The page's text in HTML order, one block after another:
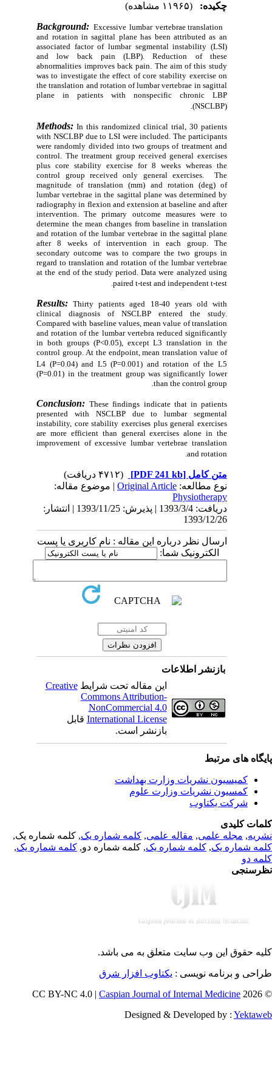
چکیده:
Background:Excessive lumbar vertebrae translation
and rotation in sagittal plane has been attributed as an
associated factor of lumbar segmental instability (LSI)
and low back pain (LBP). Reduction of these
abnormalities improves back pain. The aim of this study
was to investigate the effect of core stability exercise on
the translation and rotation of lumbar vertebrae in sagittal
plane in patients with nonspecific chronic LBP
(NSCLBP).
Methods:In this randomized clinical trial, 30 patients
with NSCLBP due to LSI were included.The participants
were randomly divided into two groups of treatment and
control. The treatment group received general exercises
plus core stability exercise for 8 weeks whereas the
control group received only general exercises. The
magnitude of translation (mm) and rotation (deg) of
lumbar vertebrae in the sagittal plane was determined by
radiography in flexion and extension at baseline and after
intervention. The primary outcome measures were to
determine the mean changes from baseline in translation
and rotation of the lumbar vertebrae in the sagittal plane
after 8 weeks of intervention in each group. The
secondary outcome was to compare the two groups in
regard to translation and rotation of the lumbar vertebrae
at the end of the study period. Data were analyzed using
paired t-test and independent t-test.
Results:Thirty patients aged 18-40 years old with
clinical diagnosis of NSCLBP entered the study.
Compared with baseline values, mean value of translation
and rotation of the lumbar vertebra reduced significantly
in both groups (P<0.05), except L3 translation in the
control group. At the endpoint, mean translation value of
L4 (P=0.04) and L5 (P=0.001) and rotation of the L5
(P=0.01) in the treatment group was significantly lower
than the control group.
Conclusion:These findings indicate that in patients
presented with NSCLBP due to lumbar segmental
instability,core stability exercises plus general exercises
are more efficient than general exercises alone in the
improvement ofexcessivelumbar vertebrae translation
and rotation.
متن کامل[PDF 241 kb]
نوع مطالعه:Original Article| موضوع مقاله:
Physiotherapy
دریافت: 1393/3/4 | پذیرش: 1393/11/25 | انتشار:
1393/12/26
ارسال نظر درباره این مقاله : نام کاربری یا پست
الکترونیک شما:
بازنشر اطلاعات
این مقاله تحت شرایطCreative
Commons Attribution-
NonCommercial 4.0
International Licenseقابل
بازنشر است.
های مرتبط
کمیسیون نشریات وزارت بهداشت
کمسیون نشریات وزارت علوم
شرکت یکتاوب
کلیدی
,مجله علمی, مقاله علمی, کلمه شماره یک, کلمه شماره یک,
شماره یک,کلمه شماره یک, کلمه شماره دو,کلمه شماره یک,
دو
حقوق این وب سایت متعلق بهمی باشد.
و برنامه نویسی : یکتاوب افزار شرق
©
Caspian Journal of Internal Medicine
Designed & Developed by :